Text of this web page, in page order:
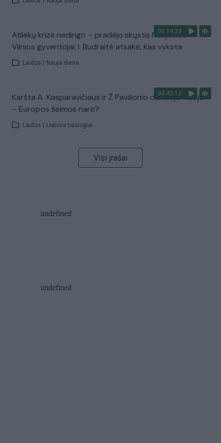
00:14:33
Atliekų krizė nedingo – pradėjo skųstis Naujosios
Vilnios gyventojai: I. Budraitė atsakė, kas vyksta
Laidos Nauja diena
00:42:12
Karšta A. Kasparavičiaus ir Ž Pavilionio diskusija: Rusija
– Europos šeimos narė?
Laidos Lietuva tiesiogiai
Visi įrašai